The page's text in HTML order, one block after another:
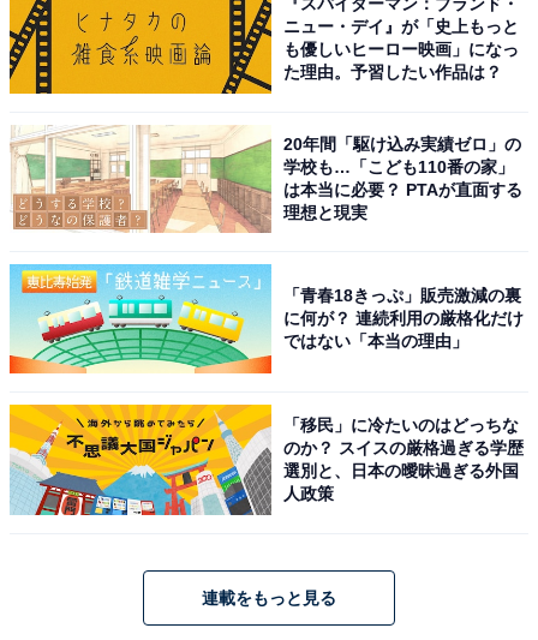
※記事内容は執筆時点のものです。最新の内容をご確認
ください
次ページ 9位までのランキング結果を見る
こちらもおすすめ
ニュー・デイ』が「史上もっと
も優しいヒーロー映画」になっ
た理由。予習したい作品は？
20年間「駆け込み実績ゼロ」の
学校も…「こども110番の家」
は本当に必要？ PTAが直面する
理想と現実
「青春18きっぷ」販売激減の裏
に何が？ 連続利用の厳格化だけ
ではない「本当の理由」
「移民」に冷たいのはどっちな
のか？ スイスの厳格過ぎる学歴
選別と、日本の曖昧過ぎる外国
人政策
連載をもっと見る